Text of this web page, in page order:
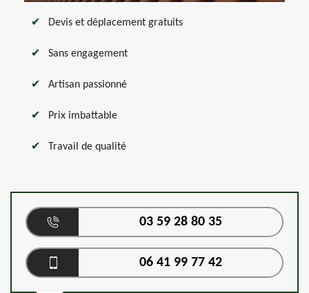
Devis et déplacement gratuits
Sans engagement
Artisan passionné
Prix imbattable
Travail de qualité
03 59 28 80 35
06 41 99 77 42